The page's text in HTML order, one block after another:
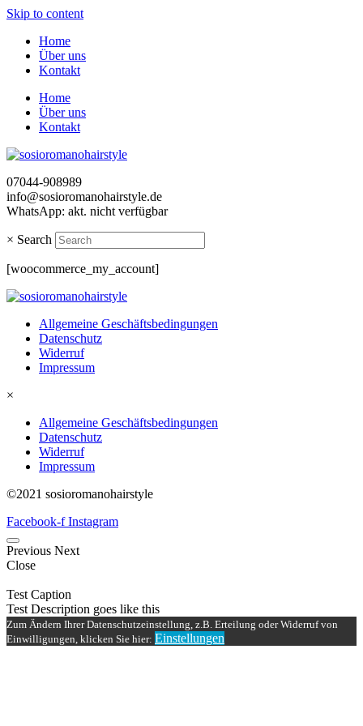
Skip to content
Home
Über uns
Kontakt
Home
Über uns
Kontakt
07044-908989
info@sosioromanohairstyle.de
WhatsApp: akt. nicht verfügbar
× Search
[woocommerce_my_account]
Allgemeine Geschäftsbedingungen
Datenschutz
Widerruf
Impressum
×
Allgemeine Geschäftsbedingungen
Datenschutz
Widerruf
Impressum
©2021 sosioromanohairstyle
Facebook-f Instagram
Previous Next
Close
Test Caption
Test Description goes like this
Zum Ändern Ihrer Datenschutzeinstellung, z.B. Erteilung oder Widerruf von
Einwilligungen, klicken Sie hier: Einstellungen